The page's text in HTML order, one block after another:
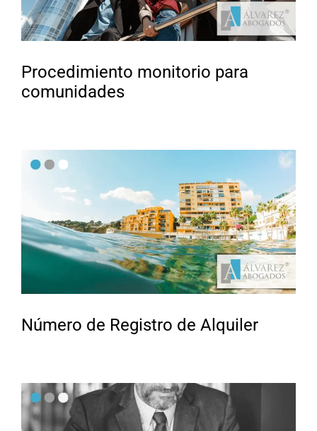
Procedimiento monitorio para
comunidades
Número de Registro de Alquiler